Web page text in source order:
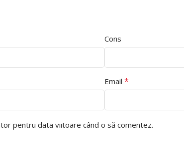
Cons
Email *
pentru data viitoare când o să comentez.